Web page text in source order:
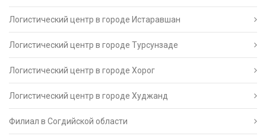
Логистический центр в городе Истаравшан
Логистический центр в городе Турсунзаде
Логистический центр в городе Хорог
Логистический центр в городе Худжанд
Филиал в Согдийской области